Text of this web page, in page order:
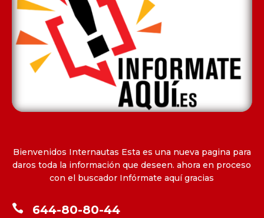
Bienvenidos Internautas Esta es una nueva pagina para
daros toda la información que deseen. ahora en proceso
con el buscador Infórmate aquí gracias
 644-80-80-44